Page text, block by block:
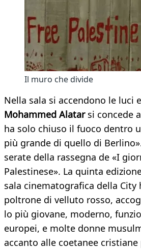
Il muro che divide
Nella sala si accendono le luci e
Mohammed Alatarsi concede
ha solo chiuso il fuoco dentro
più grande di quello di
serate della rassegna de «I
Palestinese». La quinta
sala cinematografica della City
poltrone di velluto rosso,
lo più giovane, moderno,
europei, e molte donne
accanto alle coetanee